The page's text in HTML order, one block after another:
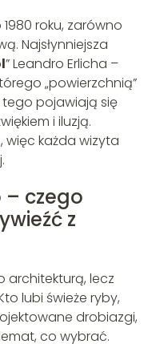
roku, zarówno
Najsłynniejsza
” Leandro Erlicha –
„powierzchnią”
pojawiają się
i iluzją.
więc każda wizyta
– czego
z
architekturą, lecz
lubi świeże ryby,
drobiazgi,
co wybrać.